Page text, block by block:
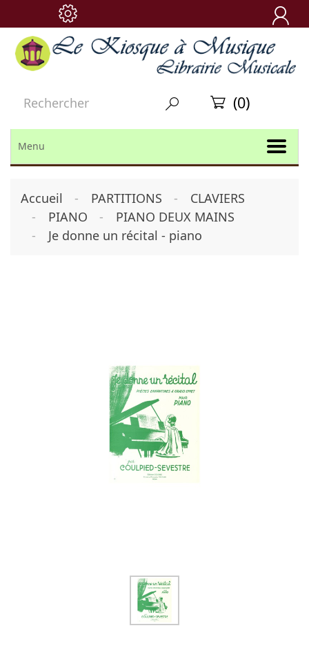

  (0)
Menu
Accueil PARTITIONS
CLAVIERS
PIANO
PIANO DEUX MAINS
Je donne un récital - piano